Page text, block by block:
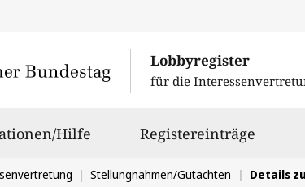
Lobbyregister
für die
Hilfe Registereinträge
Stellungnahmen/Gutachten Details